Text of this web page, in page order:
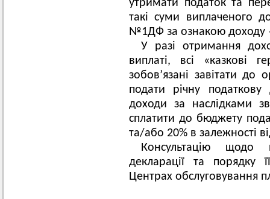
утримати податок та
такі суми виплаченого
№1ДФ за ознакою доходу
У разі отримання
виплаті, всі «казкові
зобов’язані завітати до
подати річну
доходи за наслідками
сплатити до бюджету
та/або 20% в залежності
Консультацію щодо
декларації та
Центрах обслуговування